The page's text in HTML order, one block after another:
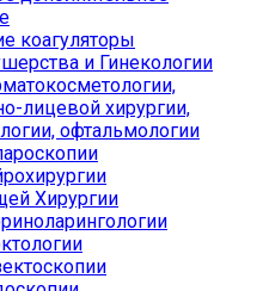
коагуляторы
и Гинекологии
лицевой хирургии,
офтальмологии
Хирургии